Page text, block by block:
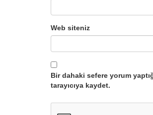
Web siteniz
Bir dahaki sefere yorum
tarayıcıya kaydet.